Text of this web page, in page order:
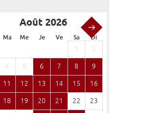
Août 2026
Ma Me Je Ve Sa Di
1 2
4 5 6 7 8 9
11 12 13 14 15 16
18 19 20 21 22 23